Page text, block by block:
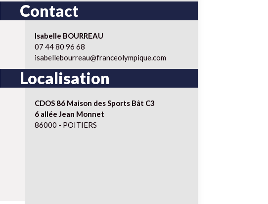
Contact
Isabelle BOURREAU
07 44 80 96 68
isabellebourreau@franceolympique.com
Localisation
CDOS 86 Maison des Sports Bât C3
6 allée Jean Monnet
86000 - POITIERS